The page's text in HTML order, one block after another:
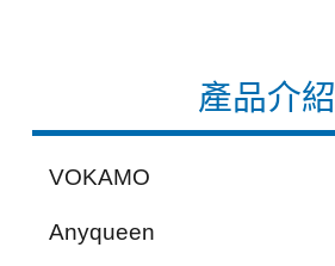
產品介紹
VOKAMO
Anyqueen